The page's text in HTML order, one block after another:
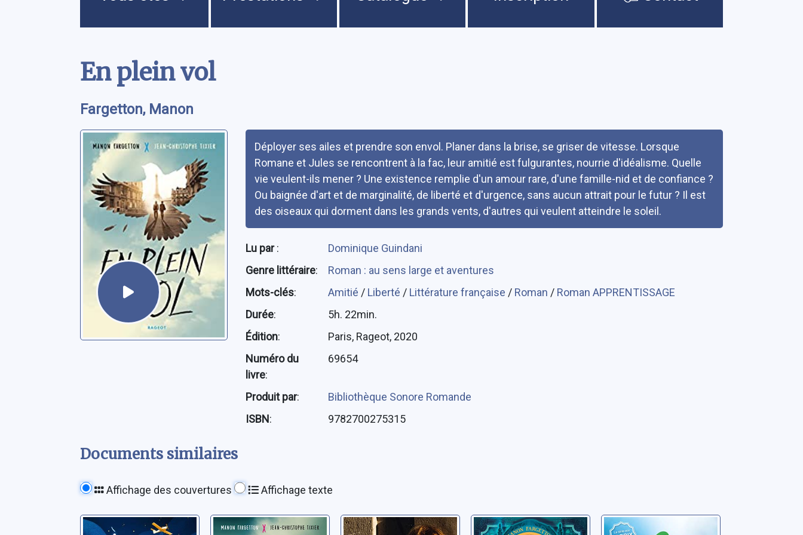
En plein vol
Fargetton, Manon
Déployer ses ailes et prendre son envol. Planer dans la brise, se griser de vitesse. Lorsque
Romane et Jules se rencontrent à la fac, leur amitié est fulgurantes, nourrie d'idéalisme. Quelle
vie veulent-ils mener ? Une existence remplie d'un amour rare, d'une famille-nid et de confiance ?
Ou baignée d'art et de marginalité, de liberté et d'urgence, sans aucun attrait pour le futur ? Il est
des oiseaux qui dorment dans les grands vents, d'autres qui veulent atteindre le soleil.
Lu par:
Dominique Guindani
Genre littéraire:
Roman : au sens large et aventures
Mots-clés: Amitié / Liberté / Littérature française / Roman / Roman APPRENTISSAGE
Durée:
5h. 22min.
Édition:
Paris, Rageot, 2020
Numéro du
livre:
69654
Produit par:
Bibliothèque Sonore Romande
ISBN: 9782700275315
Documents similaires
Affichage des couvertures Affichage texte
A quoi rêvent les
Quand vient la
Tout ce que dit
Les plieurs de
Le suivant sur la